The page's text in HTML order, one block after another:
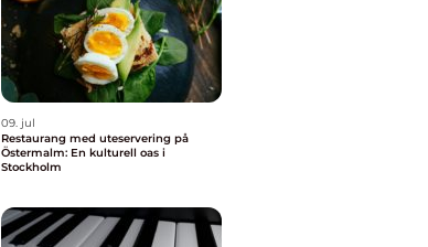
09. jul
Restaurang med uteservering på
Östermalm: En kulturell oas i
Stockholm